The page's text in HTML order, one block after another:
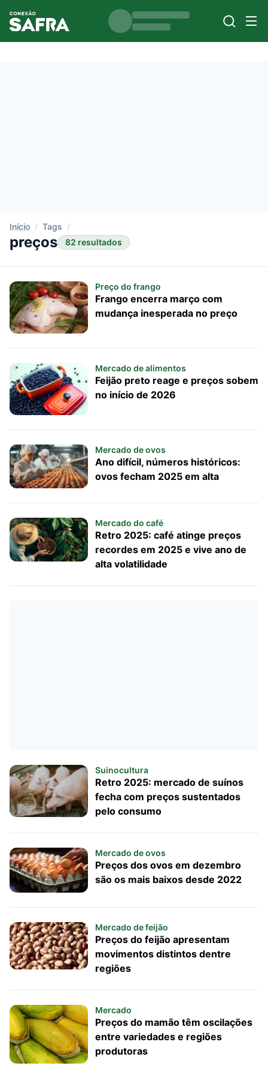
Início / Tags /
preços 82 resultados
Preço do frango
Frango encerra março com
mudança inesperada no preço
Mercado de alimentos
Feijão preto reage e preços sobem
no início de 2026
Mercado de ovos
Ano difícil, números históricos:
ovos fecham 2025 em alta
Mercado do café
Retro 2025: café atinge preços
recordes em 2025 e vive ano de
alta volatilidade
Suinocultura
Retro 2025: mercado de suínos
fecha com preços sustentados
pelo consumo
Mercado de ovos
Preços dos ovos em dezembro
são os mais baixos desde 2022
Mercado de feijão
Preços do feijão apresentam
movimentos distintos dentre
regiões
Mercado
Preços do mamão têm oscilações
entre variedades e regiões
produtoras